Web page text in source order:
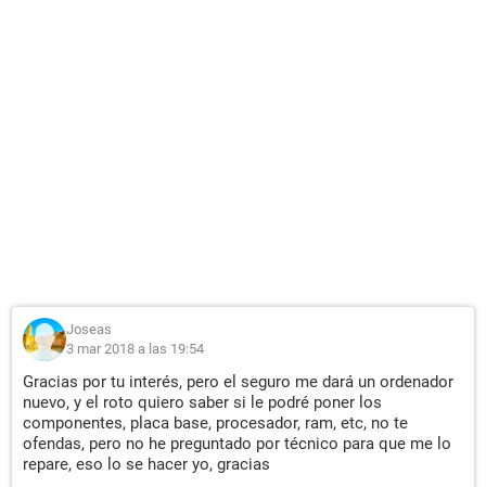
Joseas
3 mar 2018 a las 19:54
Gracias por tu interés, pero el seguro me dará un ordenador
nuevo, y el roto quiero saber si le podré poner los
componentes, placa base, procesador, ram, etc, no te
ofendas, pero no he preguntado por técnico para que me lo
repare, eso lo se hacer yo, gracias